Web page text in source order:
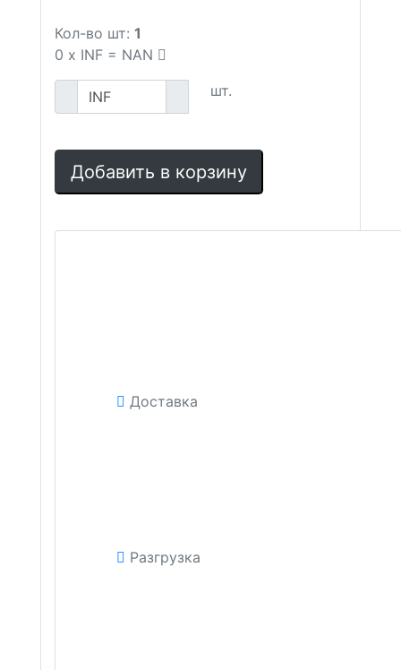
Кол-во шт: 1
0 x INF = NAN
шт.
Добавить в корзину
Доставка
Разгрузка